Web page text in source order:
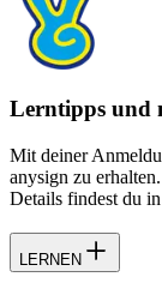
Lerntipps und
Mit deiner
anysign zu
Details findest du
LERNEN